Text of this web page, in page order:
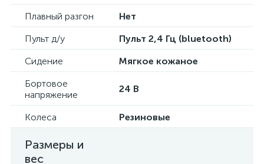
Плавный разгон
Нет
Пульт д/у
Пульт 2,4 Гц (bluetooth)
Сидение
Мягкое кожаное
Бортовое
напряжение
24 В
Колеса Резиновые
Размеры и
вес